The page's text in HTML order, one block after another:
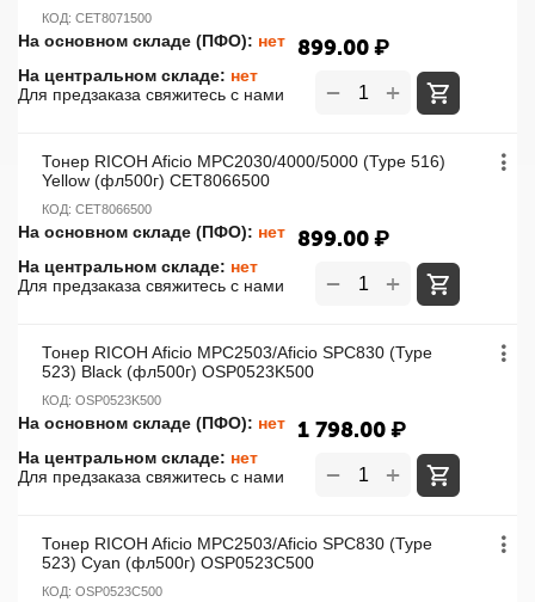
КОД: CET8071500
На основном складе (ПФО): нет
На центральном складе: нет
Для предзаказа свяжитесь с нами
899.00₽
+
−
Тонер RICOH Aficio MPC2030/4000/5000 (Type 516)
Yellow (фл500г) CET8066500
КОД: CET8066500
На основном складе (ПФО): нет
На центральном складе: нет
Для предзаказа свяжитесь с нами
899.00₽
+
−
Тонер RICOH Aficio MPC2503/Aficio SPC830 (Type
523) Black (фл500г) OSP0523K500
КОД: OSP0523K500
На основном складе (ПФО): нет
На центральном складе: нет
Для предзаказа свяжитесь с нами
1 798.00₽
+
−
Тонер RICOH Aficio MPC2503/Aficio SPC830 (Type
523) Cyan (фл500г) OSP0523C500
КОД: OSP0523C500